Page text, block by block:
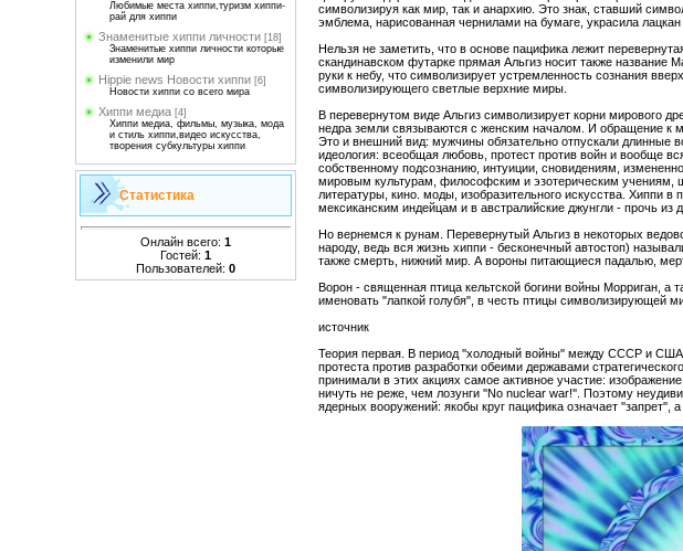
Любимые места хиппи,туризм хиппи-
рай для хиппи
Знаменитые хиппи личности [18]
Знаменитые хиппи личности которые
изменили мир
Hippie news Новости хиппи [6]
Новости хиппи со всего мира
Хиппи медиа [4]
Хиппи медиа, фильмы, музыка, мода
и стиль хиппи,видео искусства,
творения субкультуры хиппи
Статистика
Онлайн всего: 1
Гостей: 1
Пользователей: 0
символизируя как мир, так и анархию. Это знак, ставший
эмблема, нарисованная чернилами на бумаге, украсила
Нельзя не заметить, что в основе пацифика лежит
скандинавском футарке прямая Альгиз носит также название
руки к небу, что символизирует устремленность сознания
символизирующего светлые верхние миры.
В перевернутом виде Альгиз символизирует корни мирового
недра земли связываются с женским началом. И обращение к
Это и внешний вид: мужчины обязательно отпускали длинные
идеология: всеобщая любовь, протест против войн и вообще
собственному подсознанию, интуиции, сновидениям,
мировым культурам, философским и эзотерическим
литературы, кино. моды, изобразительного искусства. Хиппи
мексиканским индейцам и в австралийские джунгли - прочь из
Но вернемся к рунам. Перевернутый Альгиз в некоторых
народу, ведь вся жизнь хиппи - бесконечный автостоп)
также смерть, нижний мир. А вороны питающиеся падалью,
Ворон - священная птица кельтской богини войны Морриган,
именовать "лапкой голубя", в честь птицы символизирующей
источник
Теория первая. В период ''холодный войны'' между СССР и США
протеста против разработки обеими державами
принимали в этих акциях самое активное участие:
ничуть не реже, чем лозунги ''No nuclear war!''. Поэтому
ядерных вооружений: якобы круг пацифика означает ''запрет'',